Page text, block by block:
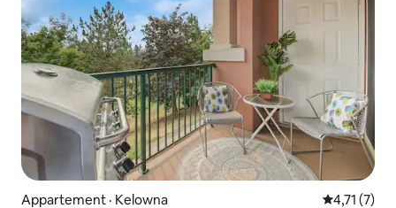
Appartement · Kelowna Note
4,71 (7)